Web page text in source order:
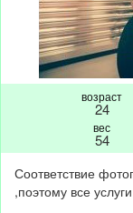
возраст
24
вес
54
Соответствие
,поэтому все